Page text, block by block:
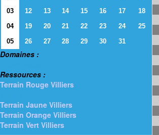
03
12 13 14 15 16 17
18
04
19 20 21 22 23 24
25
05
26 27 28 29 30 31
Domaines :
Ressources :
Terrain Rouge Villiers
Terrain Jaune Villiers
Terrain Orange Villiers
Terrain Vert Villiers